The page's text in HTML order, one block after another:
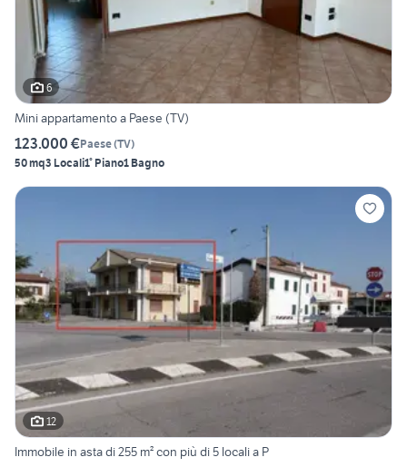
6
Mini appartamento a Paese (TV)
123.000 €Paese(TV)
50 mq3 Locali1° Piano1 Bagno
12
Immobile in asta di 255 m² con più di 5 locali a P